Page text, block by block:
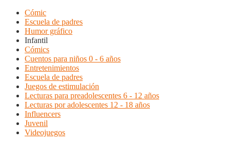
Cómic
Escuela de padres
Humor gráfico
Infantil
Cómics
Cuentos para niños 0 - 6 años
Entretenimientos
Escuela de padres
Juegos de estimulación
Lecturas para preadolescentes 6 - 12 años
Lecturas por adolescentes 12 - 18 años
Influencers
Juvenil
Videojuegos